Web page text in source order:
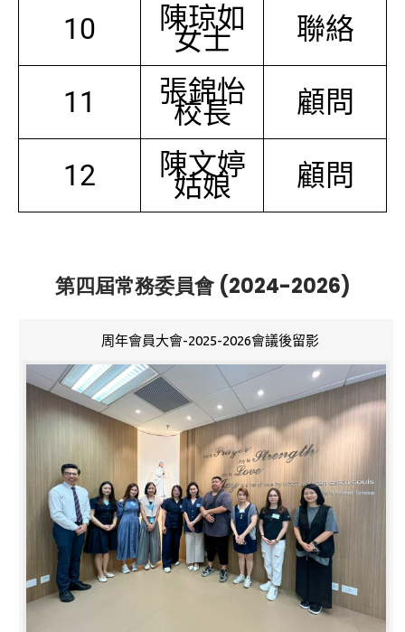
10 陳琼如
女士 聯絡
11 張錦怡
校長 顧問
12 陳文婷
姑娘 顧問
第四屆常務委員會 (2024-2026)
周年會員大會-2025-2026會議後留影